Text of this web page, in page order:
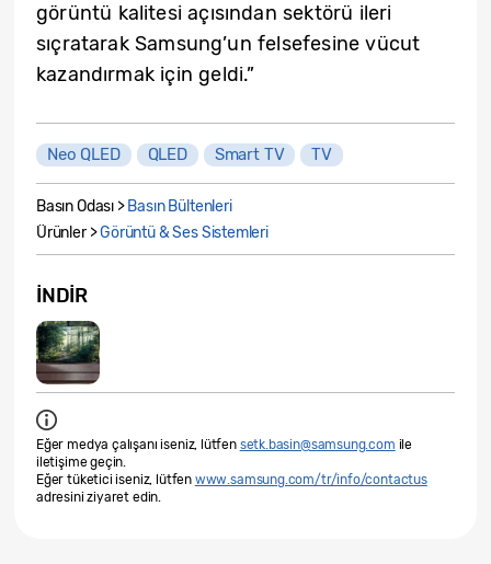
görüntü kalitesi açısından sektörü ileri
sıçratarak Samsung’un felsefesine vücut
kazandırmak için geldi.”
Neo QLED QLED Smart TV TV
Basın Odası > Basın Bültenleri
Ürünler >Görüntü & Ses Sistemleri
İNDIR
Eğer medya çalışanı iseniz, lütfen setk.basin@samsung.com ile
iletişime geçin.
Eğer tüketici iseniz, lütfen www.samsung.com/tr/info/contactus
adresini ziyaret edin.